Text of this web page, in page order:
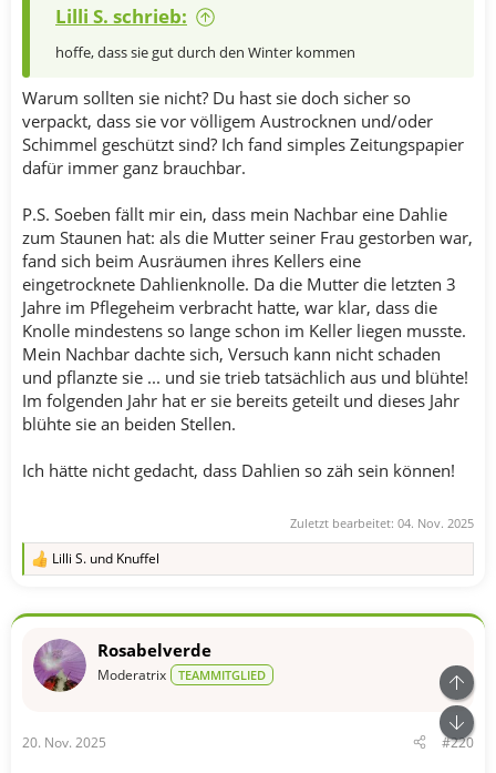
Lilli S. schrieb:
hoffe, dass sie gut durch den Winter kommen
Warum sollten sie nicht? Du hast sie doch sicher so
verpackt, dass sie vor völligem Austrocknen und/oder
Schimmel geschützt sind? Ich fand simples Zeitungspapier
dafür immer ganz brauchbar.
P.S. Soeben fällt mir ein, dass mein Nachbar eine Dahlie
zum Staunen hat: als die Mutter seiner Frau gestorben war,
fand sich beim Ausräumen ihres Kellers eine
eingetrocknete Dahlienknolle. Da die Mutter die letzten 3
Jahre im Pflegeheim verbracht hatte, war klar, dass die
Knolle mindestens so lange schon im Keller liegen musste.
Mein Nachbar dachte sich, Versuch kann nicht schaden
und pflanzte sie ... und sie trieb tatsächlich aus und blühte!
Im folgenden Jahr hat er sie bereits geteilt und dieses Jahr
blühte sie an beiden Stellen.
Ich hätte nicht gedacht, dass Dahlien so zäh sein können!
Zuletzt bearbeitet: 04. Nov. 2025
R
k
o
:
Lilli S. und Knuffel
Rosabelverde
Moderatrix TEAMMITGLIED
20. Nov. 2025 #220